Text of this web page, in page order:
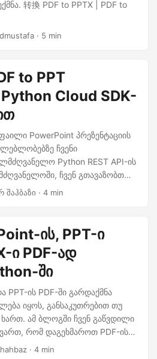
转換 PDF to PPTX | PDF to
· 5 min
to PPT
Cloud SDK-
PowerPoint პრეზენტაციის
ჩვენი
Python REST API-ის
ჩვენ გთავაზობთ
ნიმუშებს და ნაბიჯ-ნაბიჯ
შაჰბაზი · 4 min
ის, PPT-ი
ი PDF-ად
ში
PPT-ის PDF-ში გარდაქმნა
იყოს, განსაკუთრებით თუ
ამ ბლოგში ჩვენ გაწვდილი
რომ დაგეხმაროთ PDF-ის
სწრაფად და მარტივად
· 4 min